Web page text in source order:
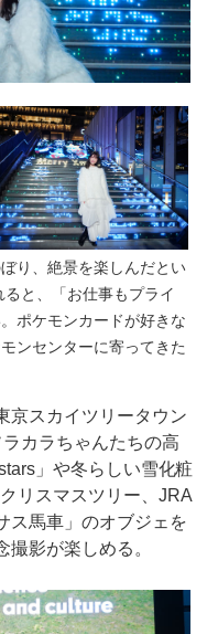
り、絶景を楽しんだとい
と、「お仕事もプライ
ポケモンカードが好きな
ンセンターに寄ってきた
スカイツリータウン
カラちゃんたちの高
」や冬らしい雪化粧
リスマスツリー、JRA
ス馬車」のオブジェを
影が楽しめる。